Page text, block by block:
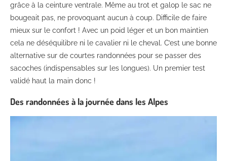
grâce à la ceinture ventrale. Même au trot et galop le sac ne
bougeait pas, ne provoquant aucun à coup. Difficile de faire
mieux sur le confort ! Avec un poid léger et un bon maintien
cela ne déséquilibre ni le cavalier ni le cheval. C’est une bonne
alternative sur de courtes randonnées pour se passer des
sacoches (indispensables sur les longues). Un premier test
validé haut la main donc !
Des randonnées à la journée dans les Alpes